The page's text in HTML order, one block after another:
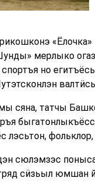
мерлыко
спортъя но
сяна, татчы
лэсьтон,
сюлэмзэс
сӥзьыл юмшан